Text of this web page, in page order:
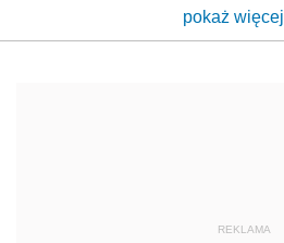
pokaż więcej
REKLAMA